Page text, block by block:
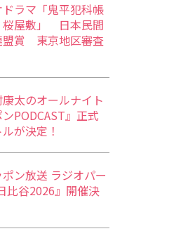
ドラマ「鬼平犯科帳
桜屋敷」 日本民間
盟賞 東京地区審査
康太のオールナイト
PODCAST』正式
が決定！
ポン放送 ラジオパー
比谷2026』開催決